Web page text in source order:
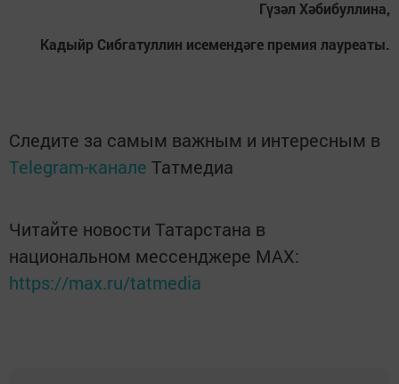
Гүзәл Хәбибуллина,
Кадыйр Сибгатуллин исемендәге премия лауреаты.
Следите за самым важным и интересным в
Telegram-канале Татмедиа
Читайте новости Татарстана в
национальном мессенджере MАХ:
https://max.ru/tatmedia